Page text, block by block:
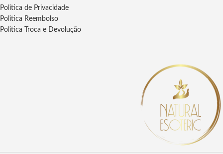
Política de Privacidade
Politica Reembolso
Politica Troca e Devolução